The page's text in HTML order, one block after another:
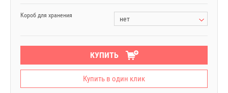
Короб для хранения нет
КУПИТЬ
Купить в один клик